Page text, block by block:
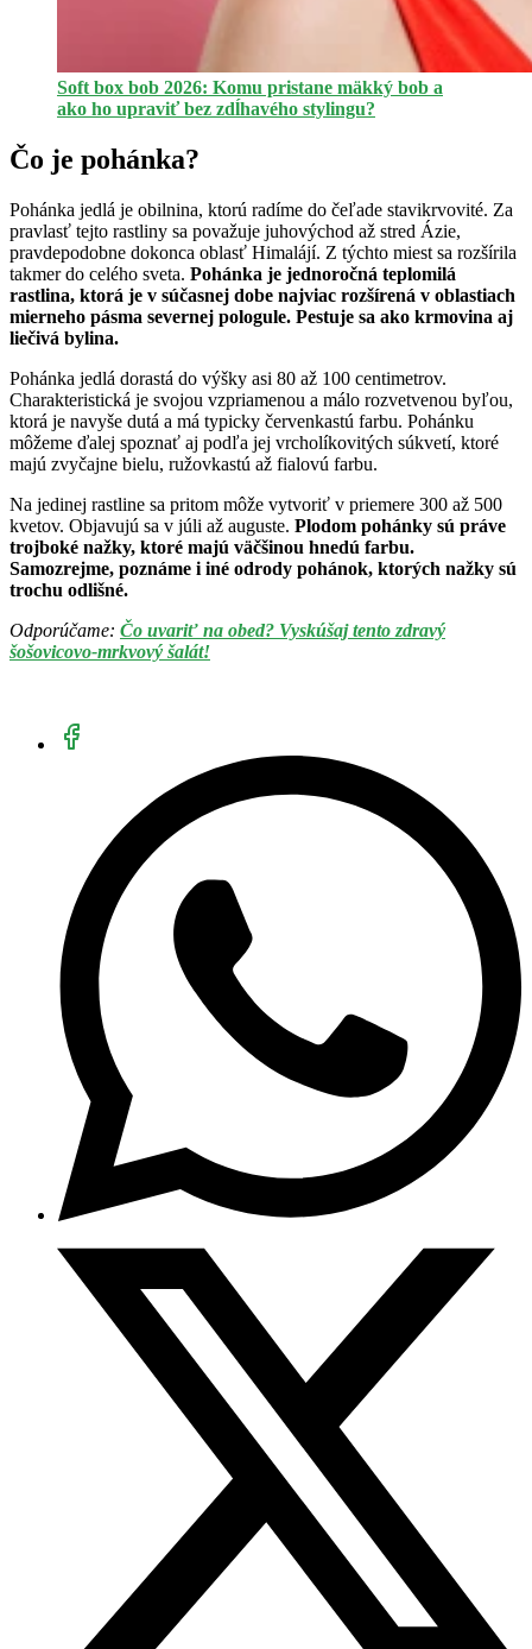
Soft box bob 2026: Komu pristane mäkký bob a
ako ho upraviť bez zdĺhavého stylingu?
Čo je pohánka?
Pohánka jedlá je obilnina, ktorú radíme do čeľade stavikrvovité. Za
pravlasť tejto rastliny sa považuje juhovýchod až stred Ázie,
pravdepodobne dokonca oblasť Himalájí. Z týchto miest sa rozšírila
takmer do celého sveta. Pohánka je jednoročná teplomilá
rastlina, ktorá je v súčasnej dobe najviac rozšírená v oblastiach
mierneho pásma severnej pologule. Pestuje sa ako krmovina aj
liečivá bylina.
Pohánka jedlá dorastá do výšky asi 80 až 100 centimetrov.
Charakteristická je svojou vzpriamenou a málo rozvetvenou byľou,
ktorá je navyše dutá a má typicky červenkastú farbu. Pohánku
môžeme ďalej spoznať aj podľa jej vrcholíkovitých súkvetí, ktoré
majú zvyčajne bielu, ružovkastú až fialovú farbu.
Na jedinej rastline sa pritom môže vytvoriť v priemere 300 až 500
kvetov. Objavujú sa v júli až auguste. Plodom pohánky sú práve
trojboké nažky, ktoré majú väčšinou hnedú farbu.
Samozrejme, poznáme i iné odrody pohánok, ktorých nažky sú
trochu odlišné.
Odporúčame: Čo uvariť na obed? Vyskúšaj tento zdravý
šošovicovo-mrkvový šalát!